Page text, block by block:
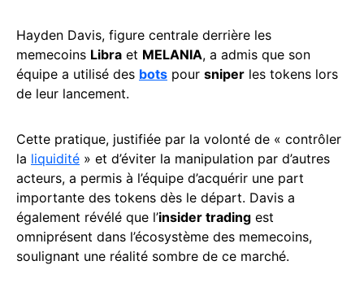
Hayden Davis, figure centrale derrière les
memecoins Libra et MELANIA, a admis que son
équipe a utilisé des bots pour sniper les tokens lors
de leur lancement.
Cette pratique, justifiée par la volonté de « contrôler
la liquidité » et d’éviter la manipulation par d’autres
acteurs, a permis à l’équipe d’acquérir une part
importante des tokens dès le départ. Davis a
également révélé que l’insider trading est
omniprésent dans l’écosystème des memecoins,
soulignant une réalité sombre de ce marché.